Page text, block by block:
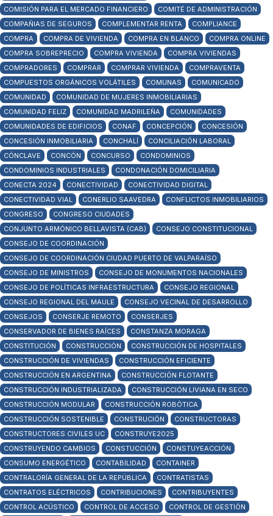
COMISIÓN PARA EL MERCADO FINANCIERO
COMITÉ DE ADMINISTRACIÓN
COMPAÑIAS DE SEGUROS
COMPLEMENTAR RENTA
COMPLIANCE
COMPRA
COMPRA DE VIVIENDA COMPRA EN BLANCO
COMPRA ONLINE
COMPRA SOBREPRECIO
COMPRA VIVIENDA
COMPRA VIVIENDAS
COMPRADORES
COMPRAR COMPRAR VIVIENDA
COMPRAVENTA
COMPUESTOS ORGÁNICOS VOLÁTILES
COMUNAS
COMUNICADO
COMUNIDAD
COMUNIDAD DE MUJERES INMOBILIARIAS
COMUNIDAD FELIZ
COMUNIDAD MADRILEÑA
COMUNIDADES
COMUNIDADES DE EDIFICIOS
CONAF CONCEPCIÓN
CONCESIÓN
CONCESIÓN INMOBILIARIA
CONCHALÍ
CONCILIACIÓN LABORAL
CÓNCLAVE
CONCÓN CONCURSO
CONDOMINIOS
CONDOMINIOS INDUSTRIALES
CONDONACIÓN DOMICILIARIA
CONECTA 2024
CONECTIVIDAD
CONECTIVIDAD DIGITAL
CONECTIVIDAD VIAL
CONERLIO SAAVEDRA
CONFLICTOS INMOBILIARIOS
CONGRESO
CONGRESO CIUDADES
CONJUNTO ARMÓNICO BELLAVISTA (CAB)
CONSEJO CONSTITUCIONAL
CONSEJO DE COORDINACIÓN
CONSEJO DE COORDINACIÓN CIUDAD PUERTO DE VALPARAÍSO
CONSEJO DE MINISTROS
CONSEJO DE MONUMENTOS NACIONALES
CONSEJO DE POLÍTICAS INFRAESTRUCTURA
CONSEJO REGIONAL
CONSEJO REGIONAL DEL MAULE
CONSEJO VECINAL DE DESARROLLO
CONSEJOS
CONSERJE REMOTO
CONSERJES
CONSERVADOR DE BIENES RAÍCES
CONSTANZA MORAGA
CONSTITUCIÓN
CONSTRUCCIÓN
CONSTRUCCIÓN DE HOSPITALES
CONSTRUCCIÓN DE VIVIENDAS
CONSTRUCCIÓN EFICIENTE
CONSTRUCCIÓN EN ARGENTINA
CONSTRUCCIÓN FLOTANTE
CONSTRUCCIÓN INDUSTRIALIZADA
CONSTRUCCIÓN LIVIANA EN SECO
CONSTRUCCIÓN MODULAR
CONSTRUCCIÓN ROBÓTICA
CONSTRUCCIÓN SOSTENIBLE
CONSTRUCIÓN
CONSTRUCTORAS
CONSTRUCTORES CIVILES UC
CONSTRUYE2025
CONSTRUYENDO CAMBIOS
CONSTUCCIÓN
CONSTUYEACCIÓN
CONSUMO ENERGÉTICO
CONTABILIDAD
CONTAINER
CONTRALORÍA GENERAL DE LA REPÚBLICA
CONTRATISTAS
CONTRATOS ELÉCTRICOS
CONTRIBUCIONES
CONTRIBUYENTES
CONTROL ACÚSTICO
CONTROL DE ACCESO
CONTROL DE GESTIÓN